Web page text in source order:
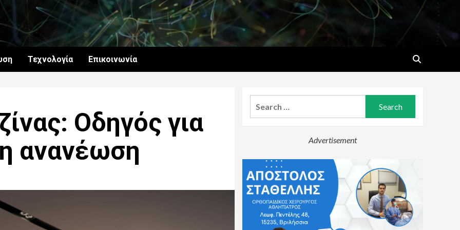
Τεχνολογία Επικοινωνία
Οδηγός για
ανανέωση
Advertisement